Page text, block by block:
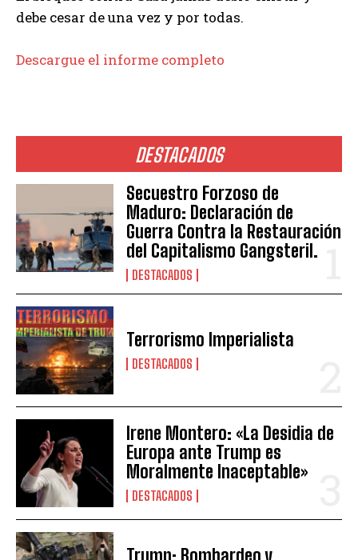
DESTACADOS
Secuestro Forzoso de
Maduro: Declaración de
Guerra Contra la Restauración
del Capitalismo Gangsteril.
DESTACADOS
Terrorismo Imperialista
DESTACADOS
Irene Montero: «La Desidia de
Europa ante Trump es
Moralmente Inaceptable»
DESTACADOS
debe cesar de una vez y por todas.
Descargue el informe completo